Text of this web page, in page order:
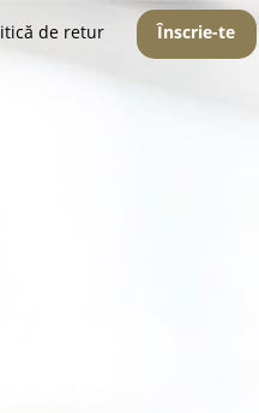
de retur Înscrie-te